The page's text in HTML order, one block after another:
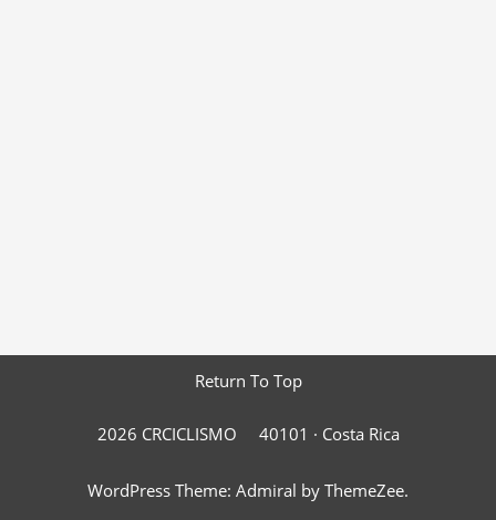
Return To Top
2026 CRCICLISMO 40101 · Costa Rica
WordPress Theme: Admiral by ThemeZee.